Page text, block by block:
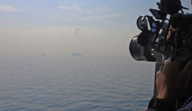
misiunii este subliniată de faptul că
echipamente de o raritate și
căror eventuală pierdere ar fi o
capacitatea națională de apărare.
Revolta în Parlament: